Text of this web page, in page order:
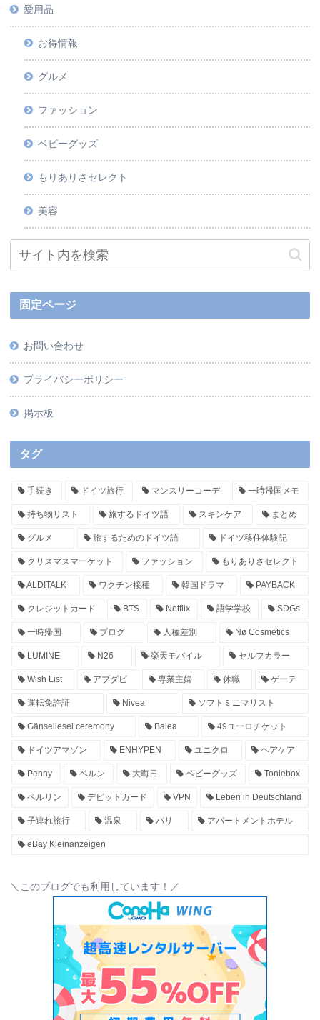
愛用品
お得情報
グルメ
ファッション
ベビーグッズ
もりありさセレクト
美容
固定ページ
お問い合わせ
プライバシーポリシー
掲示板
タグ
手続き ドイツ旅行 マンスリーコーデ 一時帰国メモ
持ち物リスト 旅するドイツ語 スキンケア まとめ
グルメ 旅するためのドイツ語 ドイツ移住体験記
クリスマスマーケット ファッション もりありさセレクト
ALDITALK ワクチン接種 韓国ドラマ PAYBACK
クレジットカード BTS Netflix 語学学校 SDGs
一時帰国 ブログ 人種差別 Nø Cosmetics
LUMINE N26 楽天モバイル セルフカラー
Wish List アブダビ 専業主婦 休職 ゲーテ
運転免許証 Nivea ソフトミニマリスト
Gänseliesel ceremony Balea 49ユーロチケット
ドイツアマゾン ENHYPEN ユニクロ ヘアケア
Penny ベルン 大晦日 ベビーグッズ Toniebox
ベルリン デビットカード VPN Leben in Deutschland
子連れ旅行 温泉 パリ アパートメントホテル
eBay Kleinanzeigen
＼このブログでも利用しています！／